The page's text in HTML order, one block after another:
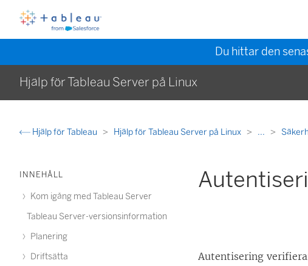
Du hittar den
Hjälp för Tableau Server på Linux
Hjälp för Tableau Hjälp för Tableau Server på Linux ...
INNEHÅLL
Kom igång med Tableau Server
Tableau Server-versionsinformation
Planering
Driftsätta
Autentisering